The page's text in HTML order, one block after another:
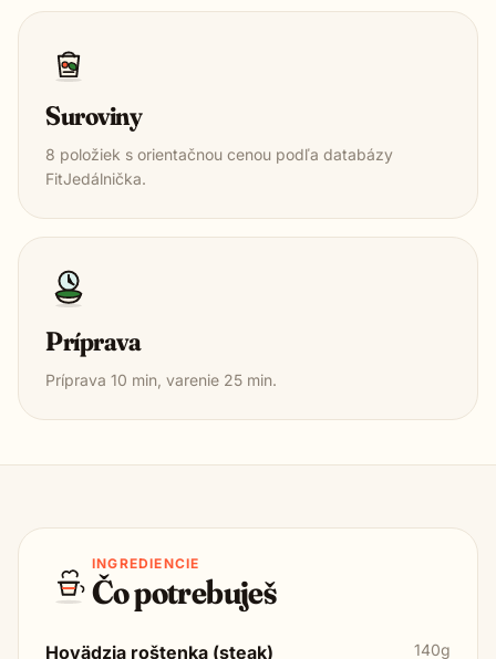
Suroviny
8 položiek s orientačnou cenou podľa databázy
FitJedálnička.
Príprava
Príprava 10 min, varenie 25 min.
INGREDIENCIE
Čo potrebuješ
Hovädzia roštenka (steak) 140g